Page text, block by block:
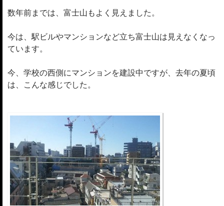
数年前までは、富士山もよく見えました。
今は、駅ビルやマンションなど立ち富士山は見えなくなっ
ています。
今、学校の西側にマンションを建設中ですが、去年の夏頃
は、こんな感じでした。